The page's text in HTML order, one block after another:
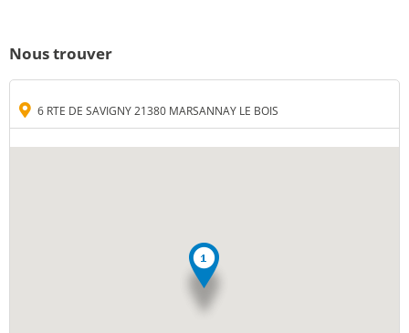
Nous trouver
6 RTE DE SAVIGNY 21380 MARSANNAY LE BOIS